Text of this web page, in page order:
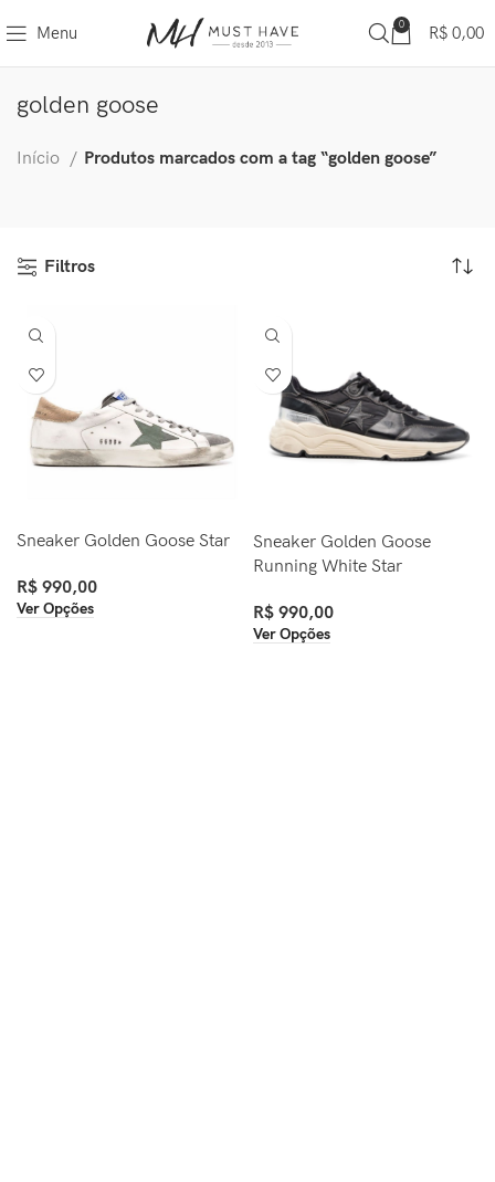
Menu 0 R$ 0,00
golden goose
Início Produtos marcados com a tag “golden goose”
Filtros
Sneaker Golden Goose Star
R$ 990,00
Ver Opções
Sneaker Golden Goose
Running White Star
R$ 990,00
Ver Opções